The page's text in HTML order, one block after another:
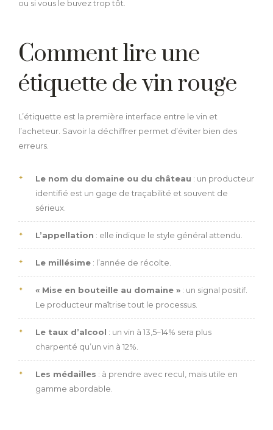
ou si vous le buvez trop tôt.
Comment lire une
étiquette de vin rouge
L’étiquette est la première interface entre le vin et
l’acheteur. Savoir la déchiffrer permet d’éviter bien des
erreurs.
Le nom du domaine ou du château : un producteur
identifié est un gage de traçabilité et souvent de
sérieux.
L’appellation : elle indique le style général attendu.
Le millésime : l’année de récolte.
« Mise en bouteille au domaine » : un signal positif.
Le producteur maîtrise tout le processus.
Le taux d’alcool : un vin à 13,5–14% sera plus
charpenté qu’un vin à 12%.
Les médailles : à prendre avec recul, mais utile en
gamme abordable.